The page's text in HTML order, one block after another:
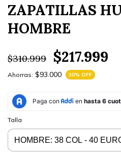
ZAPATILLAS
HOMBRE
$310.999 $217.999
Ahorras: $93.000 30% OFF
Talla